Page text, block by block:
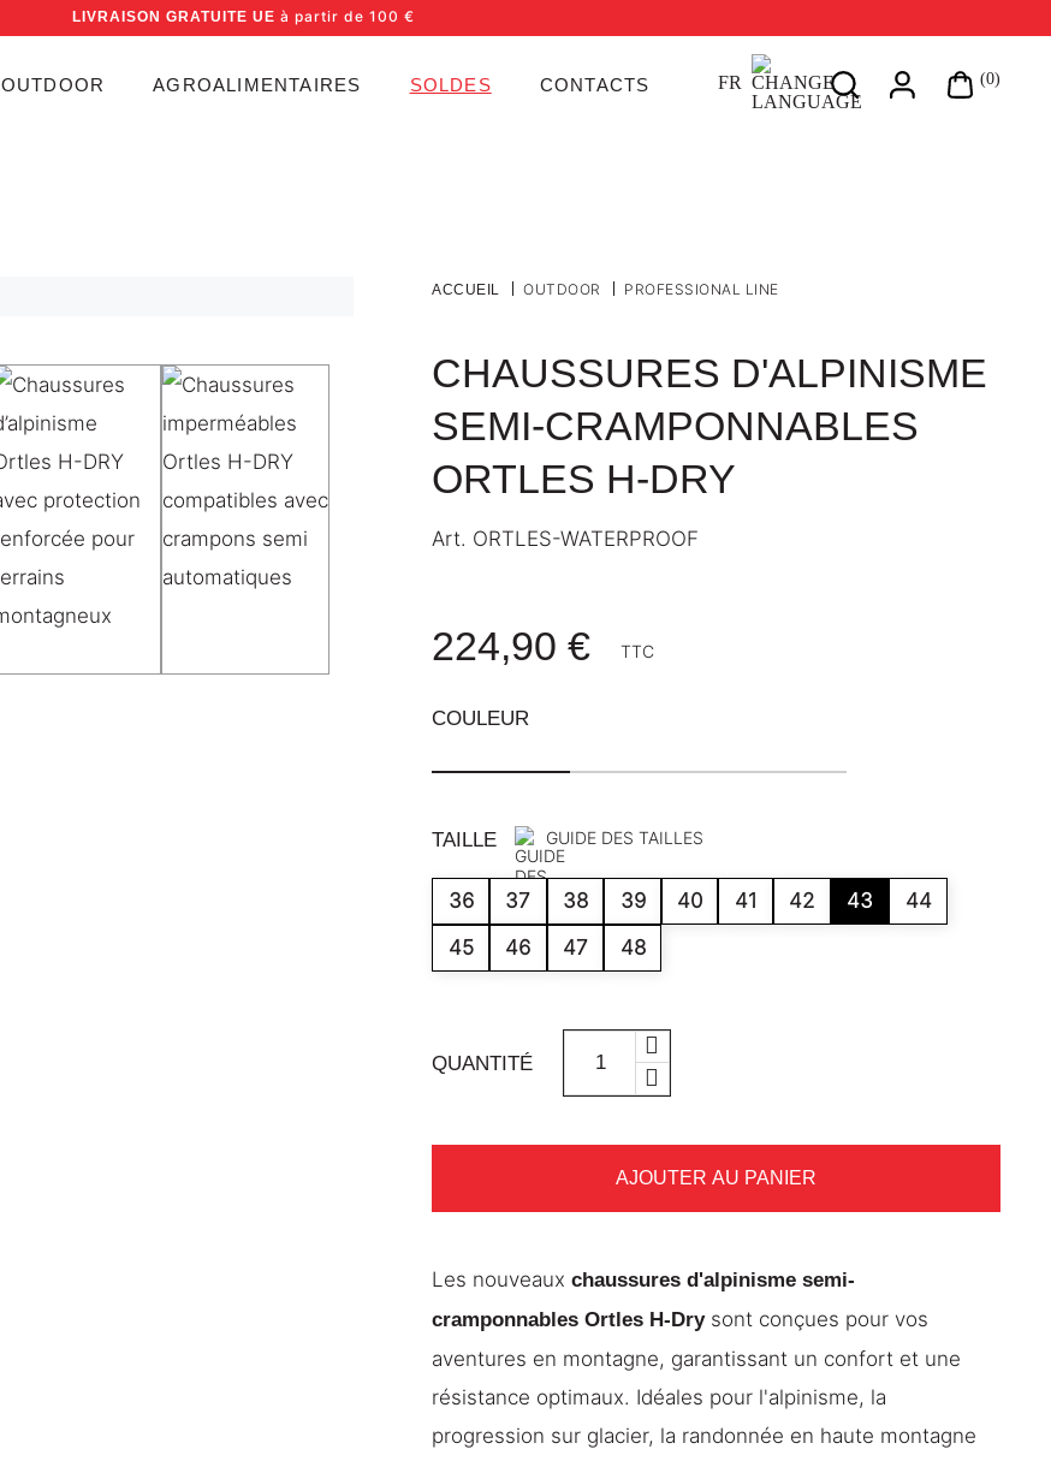
LIVRAISON GRATUITE UE à partir de 100 €
OUTDOOR AGROALIMENTAIRES SOLDES CONTACTS FR
Search
on
(0)
ACCUEIL OUTDOOR PROFESSIONAL LINE
CHAUSSURES D'ALPINISME
SEMI-CRAMPONNABLES
ORTLES H-DRY
Art. ORTLES-WATERPROOF
224,90 € TTC
COULEUR
TAILLE GUIDE DES TAILLES
36 37 38 39 40 41 42 43
44
45
46 47 48
QUANTITÉ
AJOUTER AU PANIER
Les nouveauxchaussures d'alpinisme semi-
cramponnables Ortles H-Drysont conçues pour vos
aventures en montagne, garantissant un confort et une
résistance optimaux. Idéales pour l'alpinisme, la
progression sur glacier, la randonnée en haute montagne